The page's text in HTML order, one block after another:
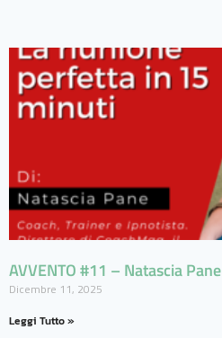
AVVENTO #11 – Natascia Pane
Dicembre 11, 2025
Leggi Tutto »